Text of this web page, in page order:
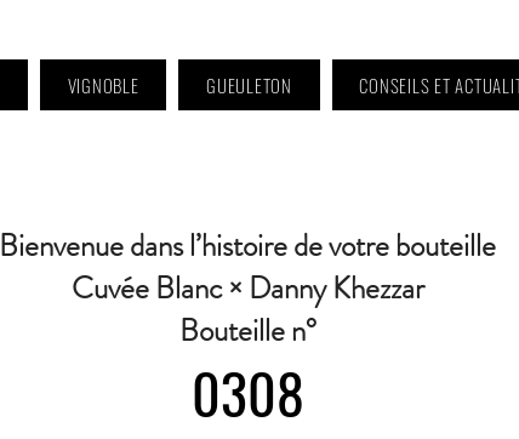
VIGNOBLE GUEULETON CONSEILS ET
Bienvenue dans l’histoire de votre bouteille
Cuvée Blanc × Danny Khezzar
Bouteille n°
0308